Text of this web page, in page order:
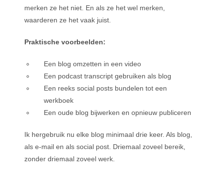
merken ze het niet. En als ze het wel merken,
waarderen ze het vaak juist.
Praktische voorbeelden:
Een blog omzetten in een video
Een podcast transcript gebruiken als blog
Een reeks social posts bundelen tot een
werkboek
Een oude blog bijwerken en opnieuw publiceren
Ik hergebruik nu elke blog minimaal drie keer. Als blog,
als e-mail en als social post. Driemaal zoveel bereik,
zonder driemaal zoveel werk.